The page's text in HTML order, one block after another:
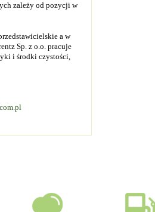
zależy od pozycji w
a w
Sp. z o.o. pracuje
i środki czystości,